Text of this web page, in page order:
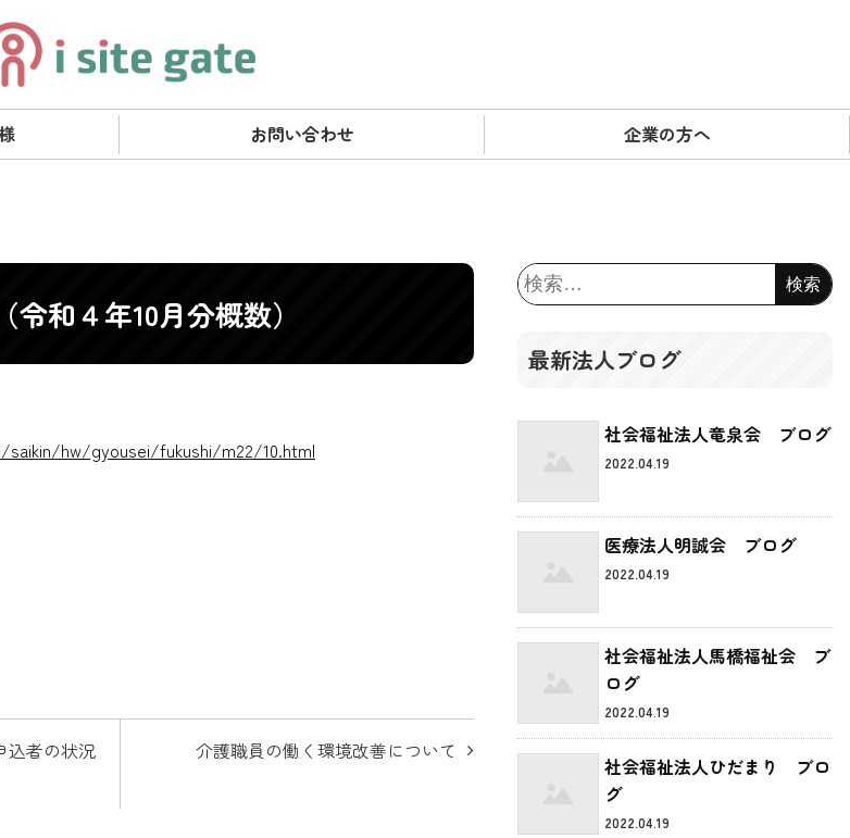
お問い合わせ 企業の方へ
和４年10月分概数）
hw/gyousei/fukushi/m22/10.html
介護職員の働く環境改善について
込者の状況
検
索:
最新法人ブログ
社会福祉法人竜泉会 ブログ
2022.04.19
医療法人明誠会 ブログ
2022.04.19
社会福祉法人馬橋福祉会 ブ
ログ
2022.04.19
社会福祉法人ひだまり ブロ
グ
2022.04.19